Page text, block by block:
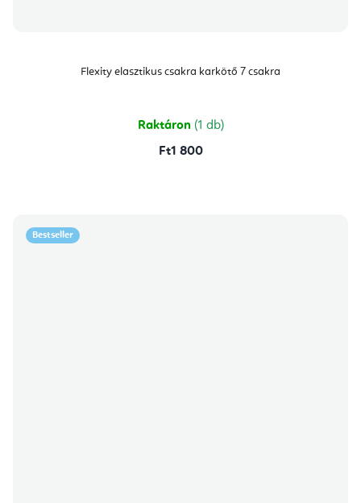
Flexity elasztikus csakra karkötő 7 csakra
Raktáron (1 db)
Ft1 800
Bestseller